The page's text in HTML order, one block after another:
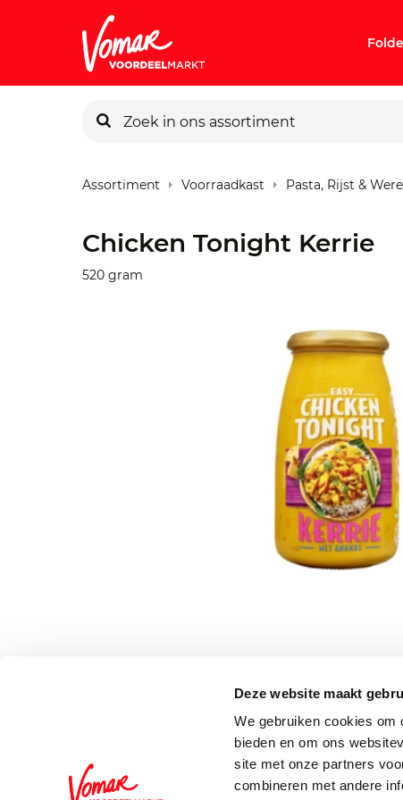
Deze website maakt
We gebruiken cookies om
bieden en om ons
site met onze partners
combineren met andere
Pincode
Assortiment Voorraadkast Pasta, Rijst &
Chicken Tonight Kerrie
520 gram
Schrijf je in voor de